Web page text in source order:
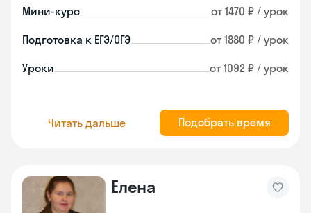
Мини-курс от 1470 ₽ / урок
Подготовка к ЕГЭ/ОГЭ от 1880 ₽ / урок
Уроки от 1092 ₽ / урок
Читать дальше Подобрать время
Елена